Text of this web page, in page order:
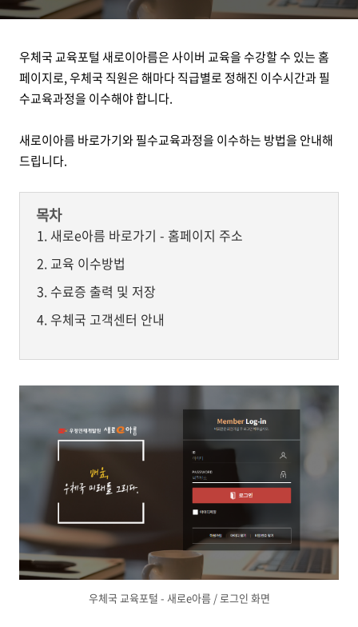
우체국 교육포털 새로이아름은 사이버 교육을 수강할 수 있는 홈
페이지로, 우체국 직원은 해마다 직급별로 정해진 이수시간과 필
수교육과정을 이수해야 합니다.
새로이아름 바로가기와 필수교육과정을 이수하는 방법을 안내해
드립니다.
목차
새로e아름 바로가기 - 홈페이지 주소
교육 이수방법
수료증 출력 및 저장
우체국 고객센터 안내
우체국 교육포털 - 새로e아름 / 로그인 화면